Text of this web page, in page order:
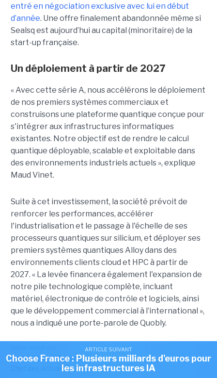
entré en négociation exclusive avec lui en début
d’année. Une offre finalement abandonnée même si
Sealsq est aujourd’hui au capital (minoritaire) de la
start-up française.
Un déploiement à partir de 2027
« Avec cette série A, nous accélérons le déploiement
de nos premiers systèmes commerciaux et
construisons une plateforme quantique conçue pour
s'intégrer aux infrastructures informatiques
existantes. Notre objectif est de rendre le calcul
quantique déployable, scalable et exploitable dans
des environnements industriels actuels », explique
Maud Vinet.
Suite à cet investissement, la société prévoit de
renforcer les performances, accélérer
l'industrialisation et le passage à l'échelle de ses
processeurs quantiques sur silicium, et déployer ses
premiers systèmes quantiques Alloy dans des
environnements clients cloud et HPC à partir de
2027. « La levée financera également l'expansion de
notre pile technologique complète, incluant
matériel, électronique de contrôle et logiciels, ainsi
que le développement commercial à l’international »,
nous a indiqué une porte-parole de Quobly.
Dominique Filippone
Chef des actualités LMI
ARTICLE SUIVANT
Choose France : Plusieurs milliards d'euros pour
les infrastructures IA